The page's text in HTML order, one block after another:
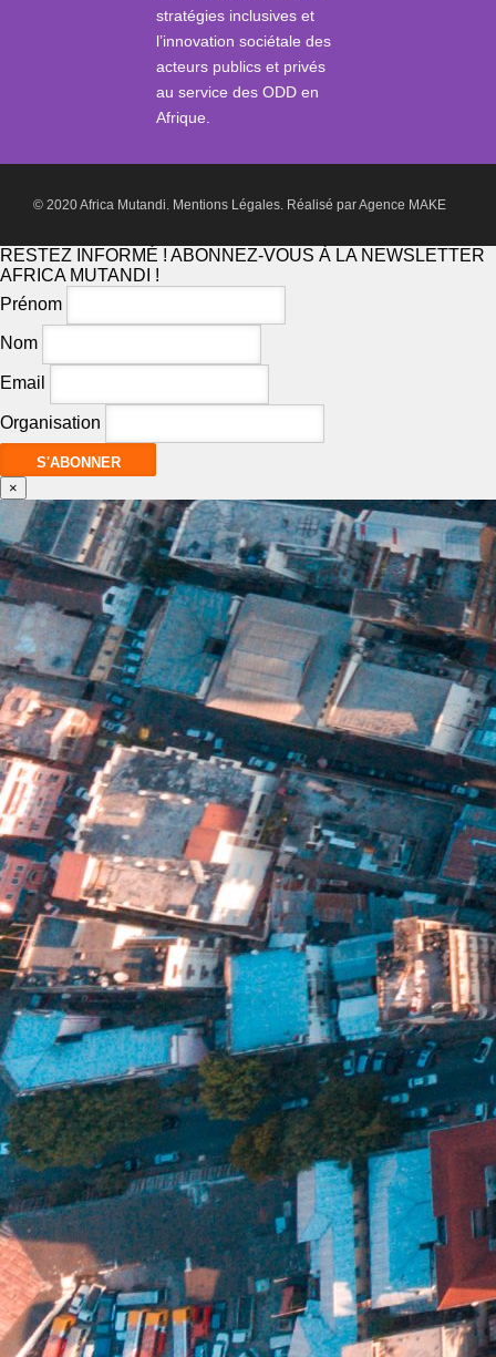
stratégies inclusives et
l’innovation sociétale des
acteurs publics et privés
au service des ODD en
Afrique.
© 2020 Africa Mutandi. Mentions Légales. Réalisé parAgence MAKE
RESTEZ INFORMÉ ! ABONNEZ-VOUS À LA NEWSLETTER
AFRICA MUTANDI !
Prénom
Nom
Email
Organisation
×